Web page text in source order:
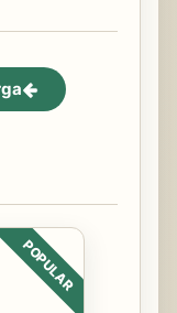
POPULAR